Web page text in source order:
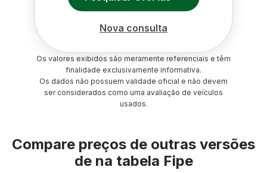
Nova consulta
Os valores exibidos são meramente referenciais e têm
finalidade exclusivamente informativa.
Os dados não possuem validade oficial e não devem
ser considerados como uma avaliação de veículos
usados.
Compare preços de outras versões
de na tabela Fipe